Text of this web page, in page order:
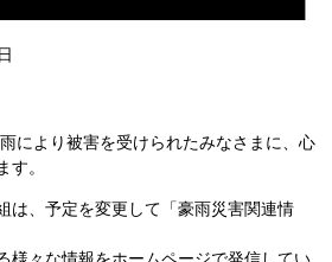
により被害を受けられたみなさまに、心
す。
は、予定を変更して「豪雨災害関連情